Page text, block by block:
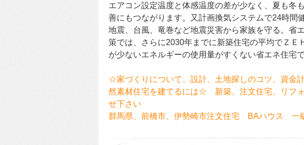
エアコン設定温度と体感温度の差が少なく、夏も冬
善にもつながります。又計画換気システムで24時間
地震、台風、竜巻など地震災害から家族を守る。省
策では、さらに2030年までに新築住宅の平均でＺＥ
が少ないエネルギーの使用量がすくない省エネ住宅で
☆家づくりについて、設計、土地探しのコツ、資金
然素材住宅を建てるには☆ 新築、注文住宅、リフ
せ下さい
群馬県、前橋市、伊勢崎市注文住宅 BAハウス 一